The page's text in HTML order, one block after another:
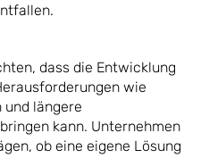
dass die Entwicklung
wie
längere
kann. Unternehmen
ob eine eigene Lösung